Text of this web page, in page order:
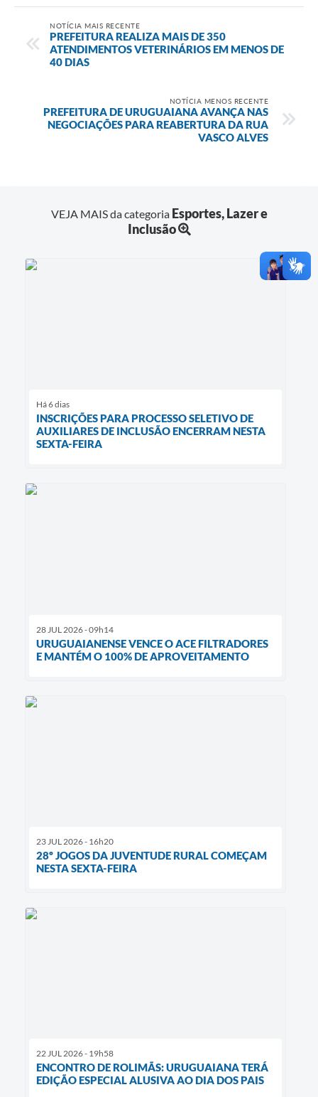
NOTÍCIA MAIS RECENTE
PREFEITURA REALIZA MAIS DE 350
ATENDIMENTOS VETERINÁRIOS EM MENOS DE
40 DIAS
NOTÍCIA MENOS RECENTE
PREFEITURA DE URUGUAIANA AVANÇA NAS
NEGOCIAÇÕES PARA REABERTURA DA RUA
VASCO ALVES
VEJA MAIS da categoria Esportes, Lazer e
Inclusão
Há 6 dias
INSCRIÇÕES PARA PROCESSO SELETIVO DE
AUXILIARES DE INCLUSÃO ENCERRAM NESTA
SEXTA-FEIRA
28 JUL 2026 - 09h14
URUGUAIANENSE VENCE O ACE FILTRADORES
E MANTÉM O 100% DE APROVEITAMENTO
23 JUL 2026 - 16h20
28º JOGOS DA JUVENTUDE RURAL COMEÇAM
NESTA SEXTA-FEIRA
22 JUL 2026 - 19h58
ENCONTRO DE ROLIMÃS: URUGUAIANA TERÁ
EDIÇÃO ESPECIAL ALUSIVA AO DIA DOS PAIS